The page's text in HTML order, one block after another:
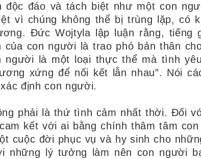
đáo và tách biệt như một con
vì chúng không thể bị trùng lặp, có
Đức Wojtyla lập luận rằng, tiếng
con người là trao phó bản thân
người là một loại thực thể mà tình
xứng để nối kết lẫn nhau”. Nói
định con người.
phải là thứ tình cảm nhất thời. Đối
kết với ai bằng chính thâm tâm
cuộc đời phục vụ và hy sinh cho
những lý tưởng làm nên con người